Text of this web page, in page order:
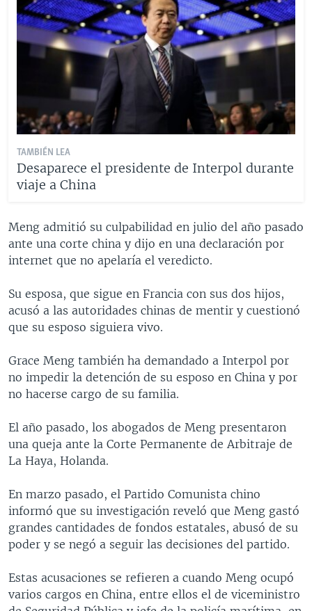
TAMBIÉN LEA
Desaparece el presidente de Interpol durante
viaje a China
Meng admitió su culpabilidad en julio del año pasado
ante una corte china y dijo en una declaración por
internet que no apelaría el veredicto.
Su esposa, que sigue en Francia con sus dos hijos,
acusó a las autoridades chinas de mentir y cuestionó
que su esposo siguiera vivo.
Grace Meng también ha demandado a Interpol por
no impedir la detención de su esposo en China y por
no hacerse cargo de su familia.
El año pasado, los abogados de Meng presentaron
una queja ante la Corte Permanente de Arbitraje de
La Haya, Holanda.
En marzo pasado, el Partido Comunista chino
informó que su investigación reveló que Meng gastó
grandes cantidades de fondos estatales, abusó de su
poder y se negó a seguir las decisiones del partido.
Estas acusaciones se refieren a cuando Meng ocupó
varios cargos en China, entre ellos el de viceministro